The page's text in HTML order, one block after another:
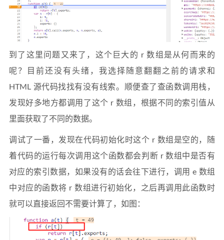
到了这里问题又来了，这个巨大的 r 数组是从何而来的
呢？目前还没有头绪，我选择随意翻翻之前的请求和
HTML 源代码找找有没有线索。顺便查了查函数调用栈，
发现好多地方都调用了这个 r 数组，根据不同的索引值从
里面获取了不同的数据。
调试了一番，发现在代码初始化时这个 r 数组是空的，随
着代码的运行每次调用这个函数都会判断 r 数组中是否有
对应的索引数据，如果没有的话会往下进行，调用 e 数组
中对应的函数将 r 数组进行初始化，之后再调用此函数时
就可以直接返回不需要计算了，如图：